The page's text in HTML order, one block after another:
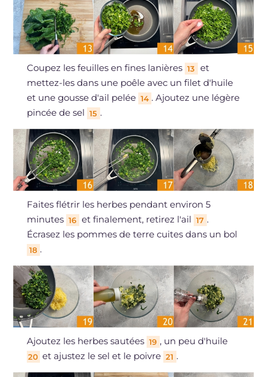
Coupez les feuilles en fines lanières 13
et
mettez-les dans une poêle avec un filet d'huile
et une gousse d'ail pelée 14 . Ajoutez une légère
pincée de sel 15 .
Faites flétrir les herbes pendant environ 5
minutes 16 et finalement, retirez l'ail 17 .
Écrasez les pommes de terre cuites dans un bol
18 .
Ajoutez les herbes sautées 19 , un peu d'huile
20 et ajustez le sel et le poivre 21 .